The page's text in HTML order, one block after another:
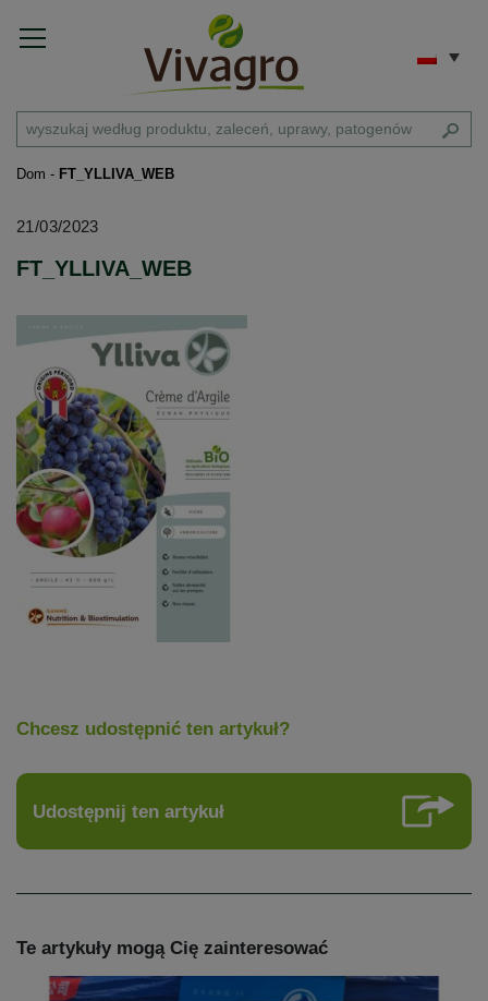
Dom - FT_YLLIVA_WEB
21/03/2023
FT_YLLIVA_WEB
Chcesz udostępnić ten artykuł?
Udostępnij ten artykuł
Te artykuły mogą Cię zainteresować